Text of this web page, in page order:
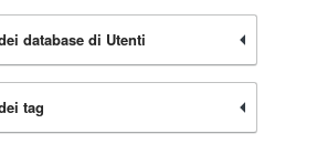
database di Utenti
tag